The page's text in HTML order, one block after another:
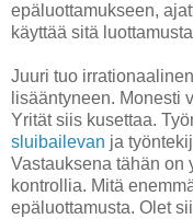
epäluottamukseen,
käyttää sitä
Juuri tuo
lisääntyneen. Monesti
Yrität siis kusettaa.
sluibailevan ja
Vastauksena tähän on
kontrollia. Mitä
epäluottamusta. Olet